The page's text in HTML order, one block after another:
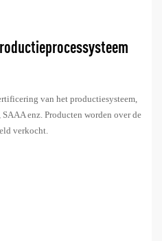
van het productiesysteem,
enz. Producten worden over de
verkocht.